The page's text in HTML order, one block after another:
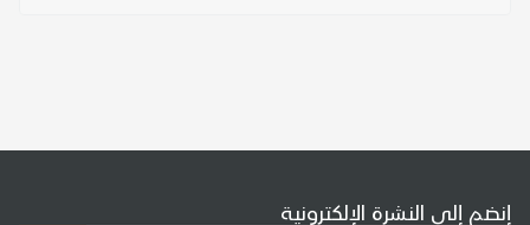
إنضم إلى النشرة الإلكترونية